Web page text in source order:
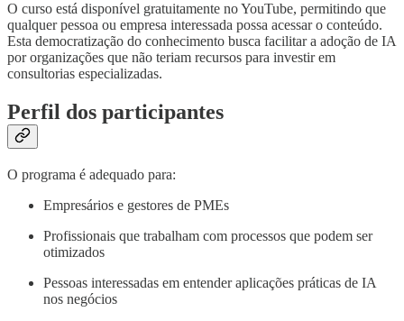
O curso está disponível gratuitamente no YouTube, permitindo que
qualquer pessoa ou empresa interessada possa acessar o conteúdo.
Esta democratização do conhecimento busca facilitar a adoção de IA
por organizações que não teriam recursos para investir em
consultorias especializadas.
Perfil dos participantes
O programa é adequado para:
Empresários e gestores de PMEs
Profissionais que trabalham com processos que podem ser
otimizados
Pessoas interessadas em entender aplicações práticas de IA
nos negócios